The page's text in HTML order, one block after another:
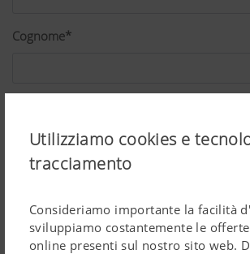
Utilizziamo cookies e
tracciamento
Consideriamo importante la facilità
sviluppiamo costantemente le
online presenti sul nostro sito web.
Cognome*
Luogo*